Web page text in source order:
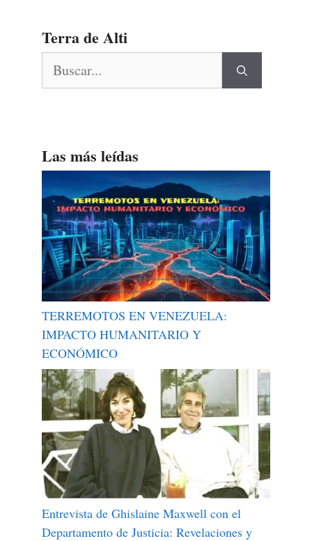
Terra de Alti
Las más leídas
TERREMOTOS EN VENEZUELA:
IMPACTO HUMANITARIO Y
ECONÓMICO
Entrevista de Ghislaine Maxwell con el
Departamento de Justicia: Revelaciones y